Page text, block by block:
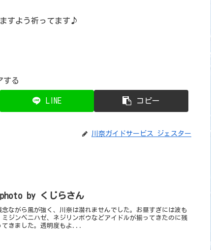
すよう祈ってます♪
する
LINE コピー
川奈ガイドサービス ジェスター
by くじらさん
ながら風が強く、川奈は潜れませんでした。お昼すぎには波も
ジンベニハゼ、ネジリンボウなどアイドルが揃ってきたのに残
てきました。透明度もよ...